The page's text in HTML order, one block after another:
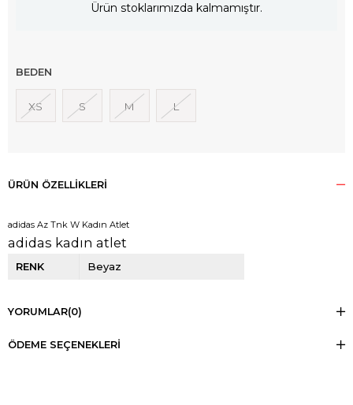
Ürün stoklarımızda kalmamıştır.
BEDEN
XS S M L
ÜRÜN ÖZELLIKLERI
adidas Az Tnk W Kadın Atlet
adidas kadın atlet
RENK Beyaz
YORUMLAR(0)
ÖDEME SEÇENEKLERI